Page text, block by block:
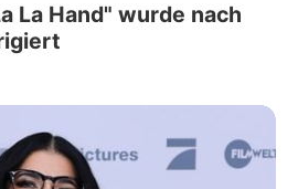
La Hand" wurde nach